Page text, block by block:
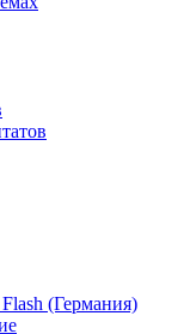
(Германия)